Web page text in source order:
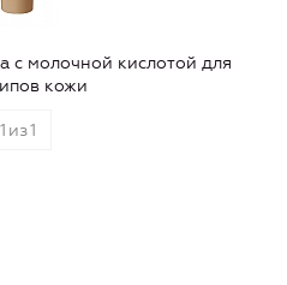
с молочной кислотой для
кожи
1 из1